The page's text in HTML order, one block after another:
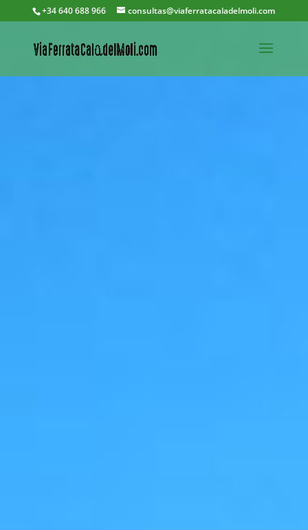
+34 640 688 966 consultas@viaferratacaladelmoli.com